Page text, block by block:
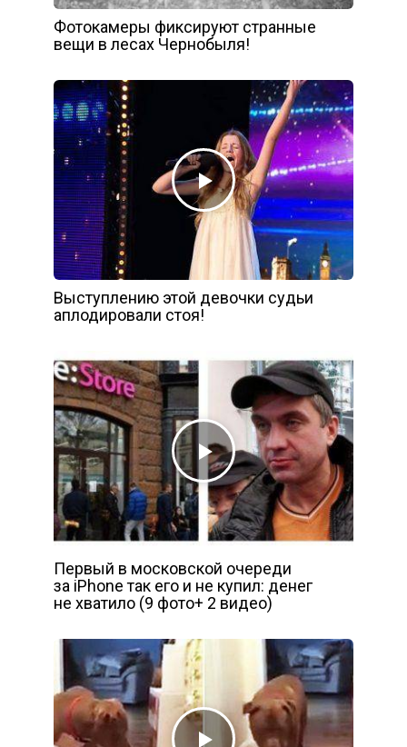
Фотокамеры фиксируют странные
вещи в лесах Чернобыля!
Выступлению этой девочки судьи
аплодировали стоя!
Первый в московской очереди
за iPhone так его и не купил: денег
не хватило (9 фото+ 2 видео)